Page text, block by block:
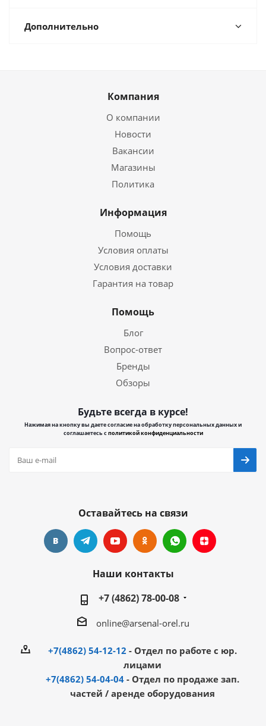
Дополнительно
Компания
О компании
Новости
Вакансии
Магазины
Политика
Информация
Помощь
Условия оплаты
Условия доставки
Гарантия на товар
Помощь
Блог
Вопрос-ответ
Бренды
Обзоры
Будьте всегда в курсе!
Нажимая на кнопку вы даете согласие на обработку персональных данных и
соглашаетесь сполитикой конфиденциальности
Оставайтесь на связи
Наши контакты
+7 (4862) 78-00-08
online@arsenal-orel.ru
+7(4862) 54-12-12 - Отдел по работе с юр.
лицами
+7(4862) 54-04-04 - Отдел по продаже зап.
частей / аренде оборудования